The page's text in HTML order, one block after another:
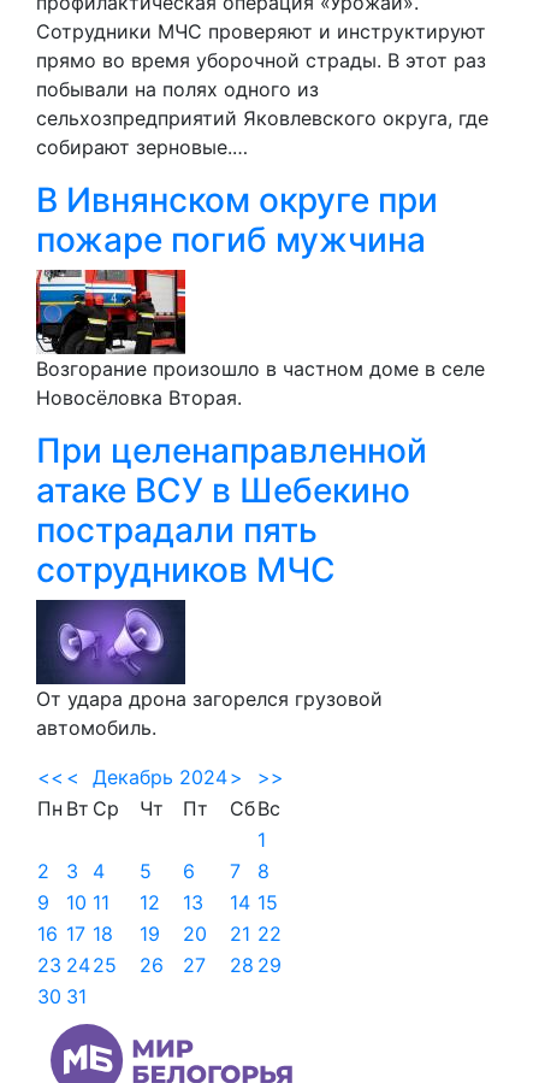
Сотрудники МЧС проверяют и инструктируют
прямо во время уборочной страды. В этот раз
побывали на полях одного из
сельхозпредприятий Яковлевского округа, где
собирают зерновые.…
В Ивнянском округе при
пожаре погиб мужчина
Возгорание произошло в частном доме в селе
Новосёловка Вторая.
При целенаправленной
атаке ВСУ в Шебекино
пострадали пять
сотрудников МЧС
От удара дрона загорелся грузовой
автомобиль.
<< < Декабрь 2024>
>>
Пн Вт Ср Чт Пт СбВс
1
2
3 4 5 6 7
8
9
10 11 12 13 14 15
16 17 18 19 20 21 22
23 2425 26 27 28 29
30 31